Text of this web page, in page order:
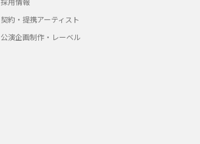
契約・提携アーティスト
公演企画制作・レーベル